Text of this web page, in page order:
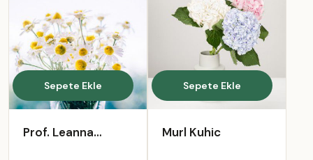
Sepete Ekle
Prof. Leanna
Sepete Ekle
Murl Kuhic